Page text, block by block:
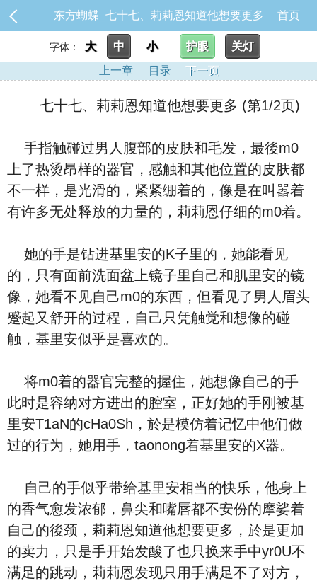
东方蝴蝶_七十七、莉莉恩知道他想要更多 首页
字体： 大 中 小 护眼
关灯
上一章
目录 下一页
七十七、莉莉恩知道他想要更多 (第1/2页)
手指触碰过男人腹部的皮肤和毛发，最後m0
上了热烫昂样的器官，感触和其他位置的皮肤都
不一样，是光滑的，紧紧绷着的，像是在叫嚣着
有许多无处释放的力量的，莉莉恩仔细的m0着。
她的手是钻进基里安的K子里的，她能看见
的，只有面前洗面盆上镜子里自己和肌里安的镜
像，她看不见自己m0的东西，但看见了男人眉头
蹙起又舒开的过程，自己只凭触觉和想像的碰
触，基里安似乎是喜欢的。
将m0着的器官完整的握住，她想像自己的手
此时是容纳对方进出的腔室，正好她的手刚被基
里安T1aN的cHa0Sh，於是模仿着记忆中他们做
过的行为，她用手，taonong着基里安的X器。
自己的手似乎带给基里安相当的快乐，他身上
的香气愈发浓郁，鼻尖和嘴唇都不安份的摩娑着
自己的後颈，莉莉恩知道他想要更多，於是更加
的卖力，只是手开始发酸了也只换来手中yr0U不
满足的跳动，莉莉恩发现只用手满足不了对方，